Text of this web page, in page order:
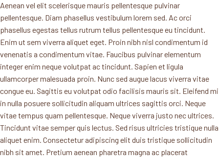
Aenean vel elit scelerisque mauris pellentesque pulvinar
pellentesque. Diam phasellus vestibulum lorem sed. Ac orci
phasellus egestas tellus rutrum tellus pellentesque eu tincidunt.
Enim ut sem viverra aliquet eget. Proin nibh nisl condimentum id
venenatis a condimentum vitae. Faucibus pulvinar elementum
integer enim neque volutpat ac tincidunt. Sapien et ligula
ullamcorper malesuada proin. Nunc sed augue lacus viverra vitae
congue eu. Sagittis eu volutpat odio facilisis mauris sit. Eleifend mi
in nulla posuere sollicitudin aliquam ultrices sagittis orci. Neque
vitae tempus quam pellentesque. Neque viverra justo nec ultrices.
Tincidunt vitae semper quis lectus. Sed risus ultricies tristique nulla
aliquet enim. Consectetur adipiscing elit duis tristique sollicitudin
nibh sit amet. Pretium aenean pharetra magna ac placerat